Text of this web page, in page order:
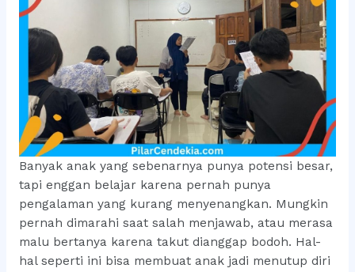
Banyak anak yang sebenarnya punya potensi besar,
tapi enggan belajar karena pernah punya
pengalaman yang kurang menyenangkan. Mungkin
pernah dimarahi saat salah menjawab, atau merasa
malu bertanya karena takut dianggap bodoh. Hal-
hal seperti ini bisa membuat anak jadi menutup diri